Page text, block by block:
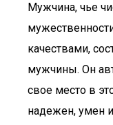
Мужчина, чье
качествами,
мужчины. Он
свое место в
надежен, умен